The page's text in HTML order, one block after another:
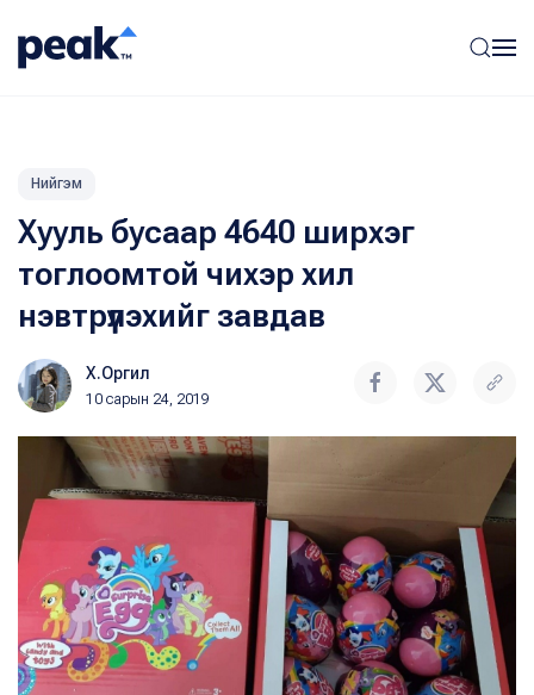
Нийгэм
Хууль бусаар 4640 ширхэг
тоглоомтой чихэр хил
нэвтрүүлэхийг завдав
Х.Оргил
10 сарын 24, 2019